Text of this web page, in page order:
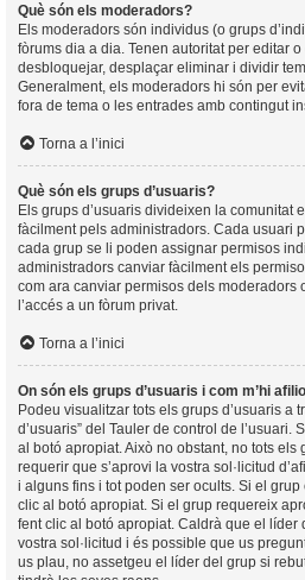
Què són els moderadors?
Els moderadors són individus (o grups
fòrums dia a dia. Tenen autoritat per editar
desbloquejar, desplaçar eliminar i dividir
Generalment, els moderadors hi són per
fora de tema o les entrades amb contingut
Torna a l’inici
Què són els grups d’usuaris?
Els grups d’usuaris divideixen la comunitat
fàcilment pels administradors. Cada usuari
cada grup se li poden assignar permisos
administradors canviar fàcilment els
com ara canviar permisos dels moderadors
l’accés a un fòrum privat.
Torna a l’inici
On són els grups d’usuaris i com m’hi
Podeu visualitzar tots els grups d’usuaris a
d’usuaris” del Tauler de control de l’usuari.
al botó apropiat. Això no obstant, no tots els
requerir que s’aprovi la vostra sol·licitud
i alguns fins i tot poden ser ocults. Si el
clic al botó apropiat. Si el grup requereix
fent clic al botó apropiat. Caldrà que el líder
vostra sol·licitud i és possible que us
us plau, no assetgeu el líder del grup si